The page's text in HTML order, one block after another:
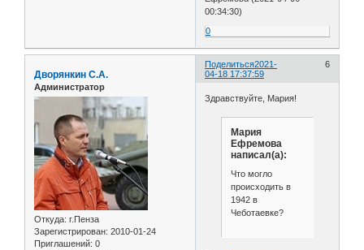
00:34:30)
0
Поделиться 6
2021-
04-18 17:37:59
Дворянкин С.А.
Администратор
Откуда: г.Пенза
Зарегистрирован: 2010-01-24
Приглашений: 0
Здравствуйте, Мария!
Мария
Ефремова
написал(а):
Что могло
происходить в
1942 в
Чеботаевке?